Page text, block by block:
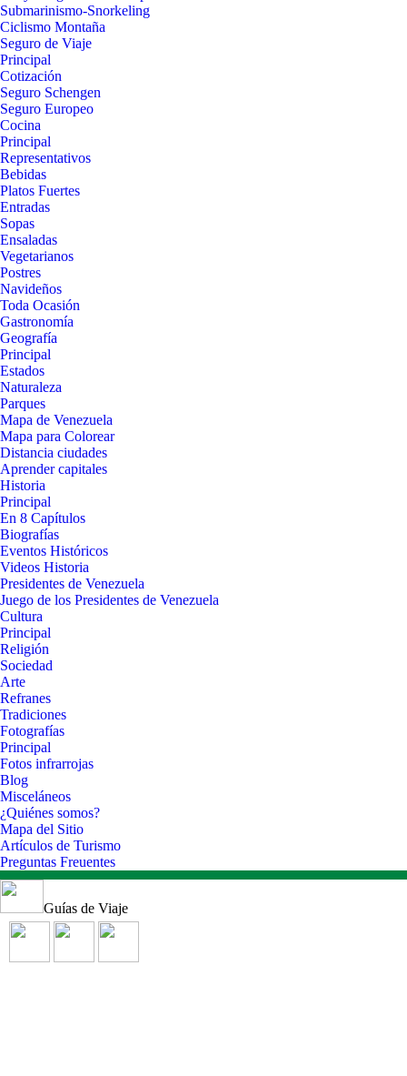
Submarinismo-Snorkeling
Ciclismo Montaña
Seguro de Viaje
Principal
Cotización
Seguro Schengen
Seguro Europeo
Cocina
Principal
Representativos
Bebidas
Platos Fuertes
Entradas
Sopas
Ensaladas
Vegetarianos
Postres
Navideños
Toda Ocasión
Gastronomía
Geografía
Principal
Estados
Naturaleza
Parques
Mapa de Venezuela
Mapa para Colorear
Distancia ciudades
Aprender capitales
Historia
Principal
En 8 Capítulos
Biografías
Eventos Históricos
Videos Historia
Presidentes de Venezuela
Juego de los Presidentes de Venezuela
Cultura
Principal
Religión
Sociedad
Arte
Refranes
Tradiciones
Fotografías
Principal
Fotos infrarrojas
Blog
Misceláneos
¿Quiénes somos?
Mapa del Sitio
Artículos de Turismo
Preguntas Freuentes
Guías de Viaje